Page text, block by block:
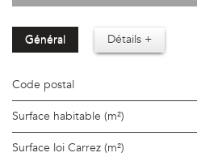
Général Détails +
Code postal
Surface habitable (m²)
Surface loi Carrez (m²)